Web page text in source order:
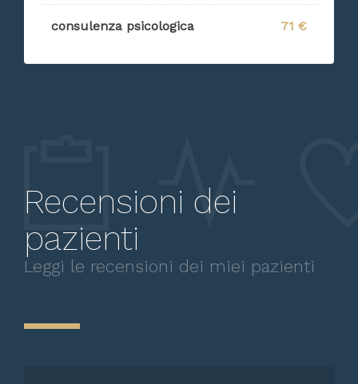
consulenza psicologica 71 €
Recensioni dei
pazienti
Leggi le recensioni dei miei pazienti